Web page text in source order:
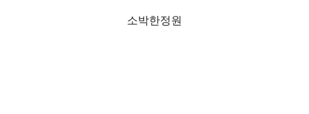
소박한정원